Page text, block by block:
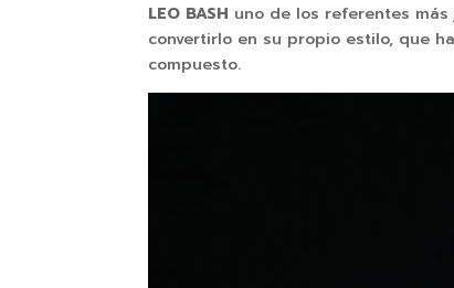
LEO BASH uno de los referentes
convertirlo en su propio estilo, que
compuesto.